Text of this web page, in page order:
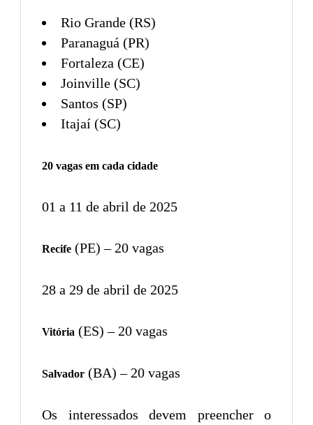
Rio Grande (RS)
Paranaguá (PR)
Fortaleza (CE)
Joinville (SC)
Santos (SP)
Itajaí (SC)
20 vagas em cada cidade
01 a 11 de abril de 2025
Recife (PE) – 20 vagas
28 a 29 de abril de 2025
Vitória (ES) – 20 vagas
Salvador (BA) – 20 vagas
Os interessados devem preencher o